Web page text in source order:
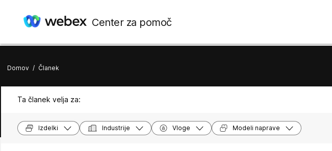
Center za pomoč
Domov / Članek
Ta članek velja za:
Izdelki Industrije Vloge Modeli naprave